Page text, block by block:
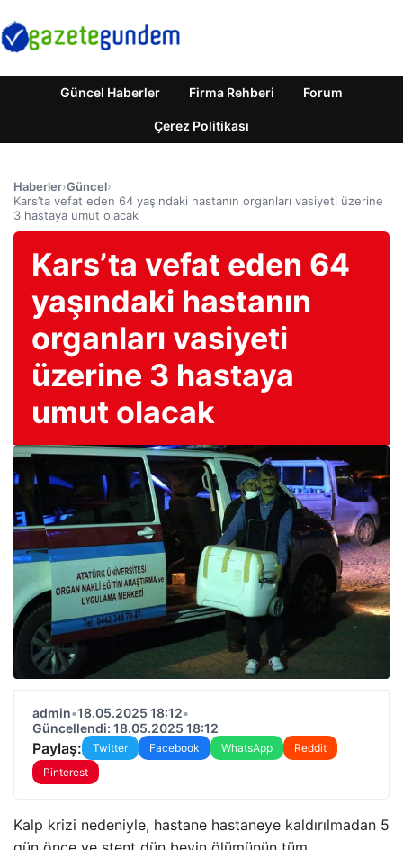
Güncel Haberler Firma Rehberi Forum
Çerez Politikası
Haberler›Güncel›
Kars’ta vefat eden 64 yaşındaki hastanın organları vasiyeti üzerine
3 hastaya umut olacak
Kars’ta vefat eden 64
yaşındaki hastanın
organları vasiyeti
üzerine 3 hastaya
umut olacak
admin•18.05.2025 18:12•
Güncellendi: 18.05.2025 18:12
Paylaş: Twitter Facebook WhatsApp
Reddit
Pinterest
Kalp krizi nedeniyle, hastane hastaneye kaldırılmadan 5